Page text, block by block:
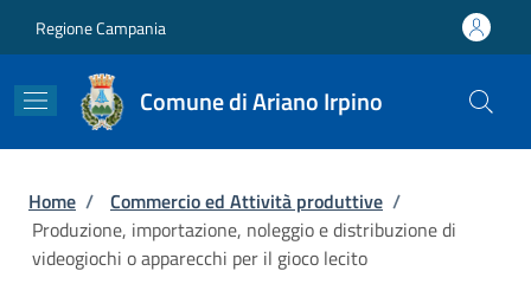
Regione Campania
Comune di Ariano Irpino
Briciole di pane
Home / Commercio ed Attività produttive /
Produzione, importazione, noleggio e distribuzione di
videogiochi o apparecchi per il gioco lecito